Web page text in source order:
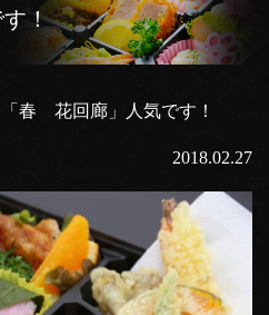
！
「春 花回廊」人気です！
2018.02.27